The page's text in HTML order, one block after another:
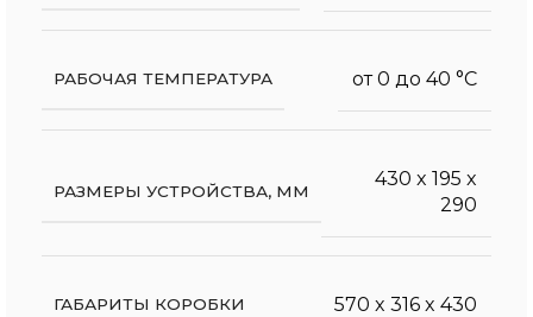
РАБОЧАЯ ТЕМПЕРАТУРА от 0 до 40 °С
РАЗМЕРЫ УСТРОЙСТВА, ММ
430 x 195 x
290
ГАБАРИТЫ КОРОБКИ 570 x 316 x 430